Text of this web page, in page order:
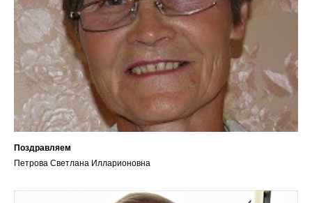
Поздравляем
Петрова Светлана Илларионовна